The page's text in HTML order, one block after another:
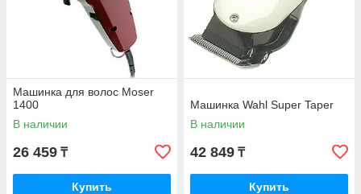
Машинка для волос Moser
1400
В наличии
26 459 ₸
Купить
Машинка Wahl Super Taper
В наличии
42 849 ₸
Купить